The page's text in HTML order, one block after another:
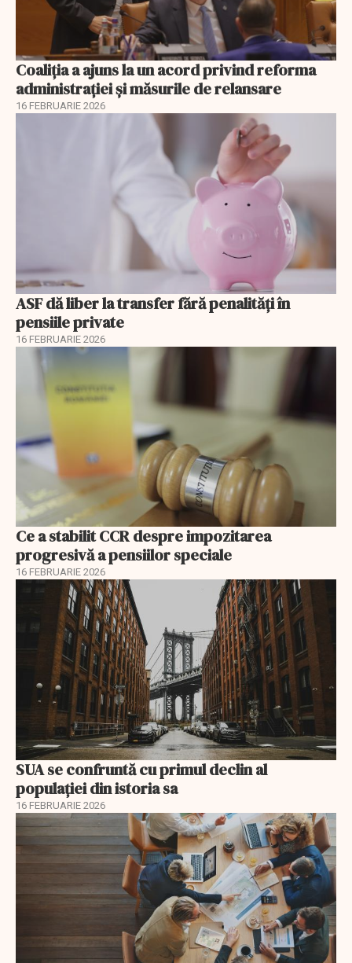
Coaliția a ajuns la un acord privind reforma
administrației și măsurile de relansare
16 FEBRUARIE 2026
ASF dă liber la transfer fără penalități în
pensiile private
16 FEBRUARIE 2026
Ce a stabilit CCR despre impozitarea
progresivă a pensiilor speciale
16 FEBRUARIE 2026
SUA se confruntă cu primul declin al
populației din istoria sa
16 FEBRUARIE 2026